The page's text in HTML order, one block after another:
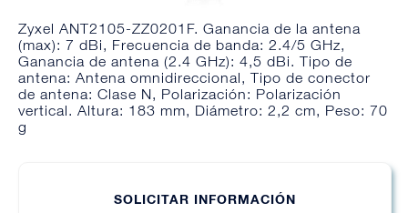
Zyxel ANT2105-ZZ0201F. Ganancia de la antena
(max): 7 dBi, Frecuencia de banda: 2.4/5 GHz,
Ganancia de antena (2.4 GHz): 4,5 dBi. Tipo de
antena: Antena omnidireccional, Tipo de conector
de antena: Clase N, Polarización: Polarización
vertical. Altura: 183 mm, Diámetro: 2,2 cm, Peso: 70
g
SOLICITAR INFORMACIÓN